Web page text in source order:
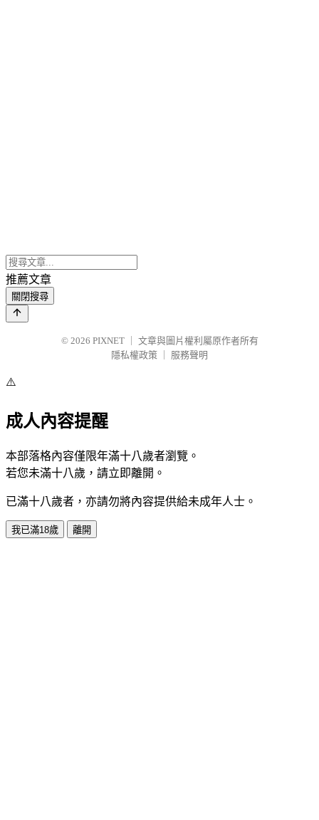
推薦文章
關閉搜尋
© 2026 PIXNET
文章與圖片權利屬原作者所有
隱私權政策
服務聲明
⚠️
成人內容提醒
本部落格內容僅限年滿十八歲者瀏覽。
若您未滿十八歲，請立即離開。
已滿十八歲者，亦請勿將內容提供給未成年人士。
我已滿18歲 離開